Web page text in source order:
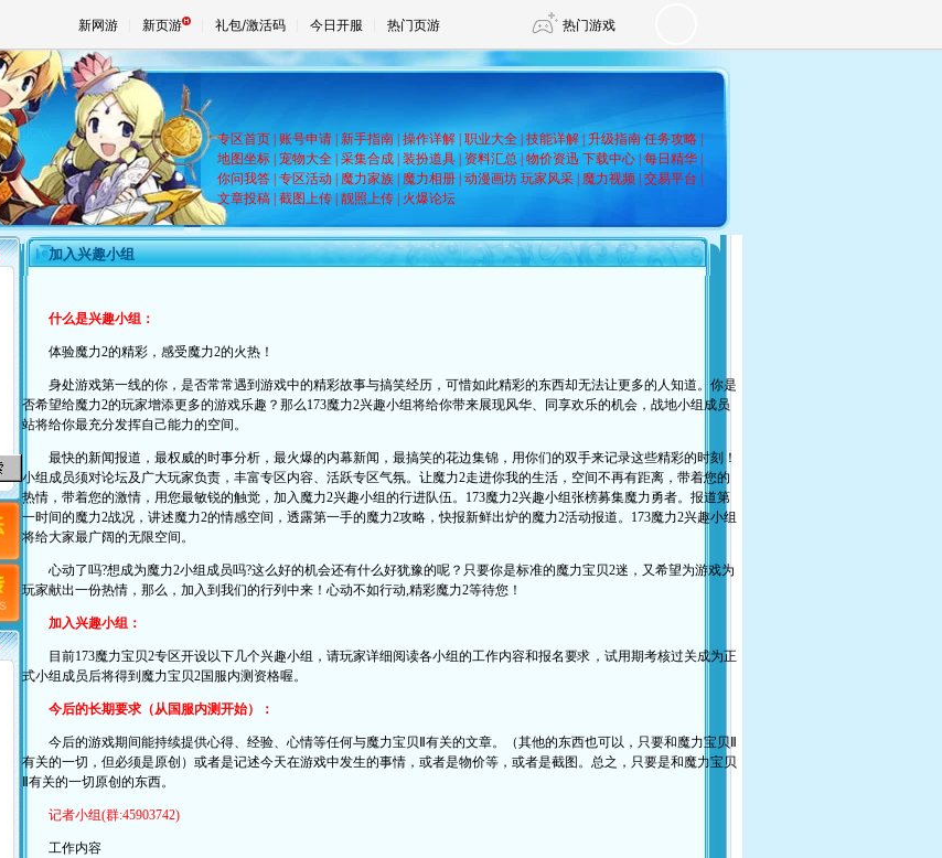
新网游 新页游 礼包/激活码 今日开服 热门页游 热门游戏
魔兽 DNF 传奇4
天堂
王权与自由 诛仙世界 仙剑世界
专区首页| 账号申请| 新手指南| 操作详解| 职业大全| 技能详解| 升级指南 任务攻略|
地图坐标| 宠物大全| 采集合成| 装扮道具| 资料汇总| 物价资迅 下载中心| 每日精华|
你问我答| 专区活动 魔力家族| 魔力相册| 动漫画坊 玩家风采| 魔力视频| 交易平台
文章投稿| 截图上传| 靓照上传| 火爆论坛
加入兴趣小组
什么是兴趣小组：
体验魔力2的精彩，感受魔力2的火热！
身处游戏第一线的你，是否常常遇到游戏中的精彩故事与搞笑经历，可惜如此精彩的东西却无法让更多的人知道。你是
否希望给魔力2的玩家增添更多的游戏乐趣？那么173魔力2兴趣小组将给你带来展现风华、同享欢乐的机会，战地小组成员
站将给你最充分发挥自己能力的空间。
最快的新闻报道，最权威的时事分析，最火爆的内幕新闻，最搞笑的花边集锦，用你们的双手来记录这些精彩的时刻！
小组成员须对论坛及广大玩家负责，丰富专区内容、活跃专区气氛。让魔力2走进你我的生活，空间不再有距离，带着您的
热情，带着您的激情，用您最敏锐的触觉，加入魔力2兴趣小组的行进队伍。173魔力2兴趣小组张榜募集魔力勇者。报道第
一时间的魔力2战况，讲述魔力2的情感空间，透露第一手的魔力2攻略，快报新鲜出炉的魔力2活动报道。173魔力2兴趣小组
将给大家最广阔的无限空间。
心动了吗?想成为魔力2小组成员吗?这么好的机会还有什么好犹豫的呢？只要你是标准的魔力宝贝2迷，又希望为游戏为
玩家献出一份热情，那么，加入到我们的行列中来！心动不如行动,精彩魔力2等待您！
加入兴趣小组：
目前173魔力宝贝2专区开设以下几个兴趣小组，请玩家详细阅读各小组的工作内容和报名要求，试用期考核过关成为正
式小组成员后将得到魔力宝贝2国服内测资格喔。
今后的长期要求（从国服内测开始）：
今后的游戏期间能持续提供心得、经验、心情等任何与魔力宝贝Ⅱ有关的文章。（其他的东西也可以，只要和魔力宝贝Ⅱ
有关的一切，但必须是原创）或者是记述今天在游戏中发生的事情，或者是物价等，或者是截图。总之，只要是和魔力宝贝
Ⅱ有关的一切原创的东西。
记者小组(群:45903742)
工作内容